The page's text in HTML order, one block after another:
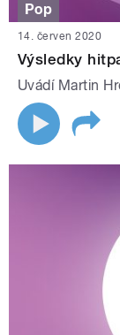
Pop
14. červen 2020
Výsledky
Uvádí Martin